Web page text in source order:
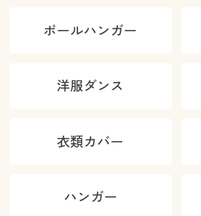
ポールハンガー
洋服ダンス
衣類カバー
ハンガー